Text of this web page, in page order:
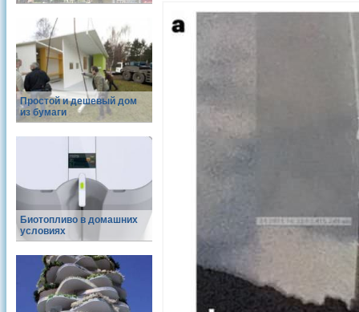
Простой и дешевый дом
из бумаги
Биотопливо в домашних
условиях